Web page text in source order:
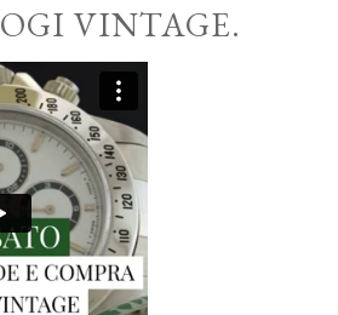
VINTAGE.